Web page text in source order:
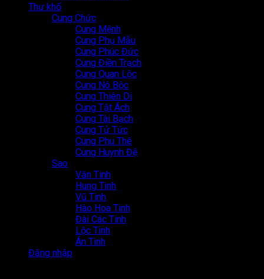
Thư khố
Cung Chức
Cung Mệnh
Cung Phụ Mẫu
Cung Phúc Đức
Cung Điền Trạch
Cung Quan Lộc
Cung Nô Bộc
Cung Thiên Di
Cung Tật Ách
Cung Tài Bạch
Cung Tử Tức
Cung Phu Thê
Cung Huynh Đệ
Sao
Văn Tinh
Hung Tinh
Vũ Tinh
Hào Hoa Tinh
Đài Các Tinh
Lộc Tinh
Án Tinh
Đăng nhập